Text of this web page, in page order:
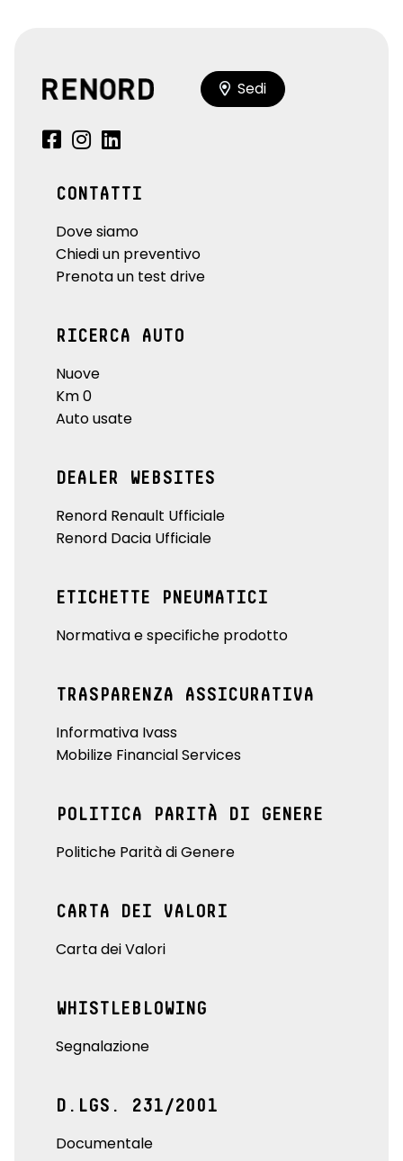
argentate
shift indicator, indicatore cambio marcia
sistema di frenata d'emergenza attiva
sistema isofix
sistema monitoraggio pressione pneumatici indiretto
Sedi
CONTATTI
Dove siamo
Chiedi un preventivo
Prenota un test drive
RICERCA AUTO
Nuove
Km 0
Auto usate
DEALER WEBSITES
Renord Renault Ufficiale
Renord Dacia Ufficiale
ETICHETTE PNEUMATICI
Normativa e specifiche prodotto
TRASPARENZA ASSICURATIVA
Informativa Ivass
Mobilize Financial Services
POLITICA PARITÀ DI GENERE
Politiche Parità di Genere
CARTA DEI VALORI
Carta dei Valori
WHISTLEBLOWING
Segnalazione
D.LGS. 231/2001
Documentale